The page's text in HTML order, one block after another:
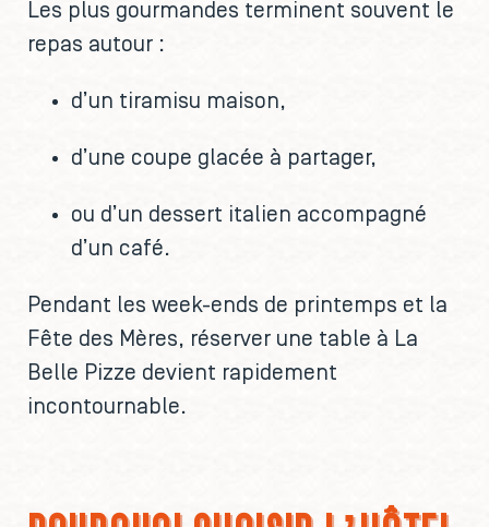
Les plus gourmandes terminent souvent le
repas autour :
d’un tiramisu maison,
d’une coupe glacée à partager,
ou d’un dessert italien accompagné
d’un café.
Pendant les week-ends de printemps et la
Fête des Mères, réserver une table à La
Belle Pizze devient rapidement
incontournable.